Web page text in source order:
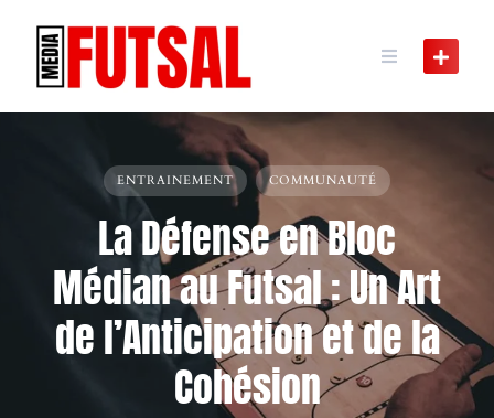
content
ENTRAINEMENT COMMUNAUTÉ
La Défense en Bloc
Médian au Futsal : Un Art
de l’Anticipation et de la
Cohésion